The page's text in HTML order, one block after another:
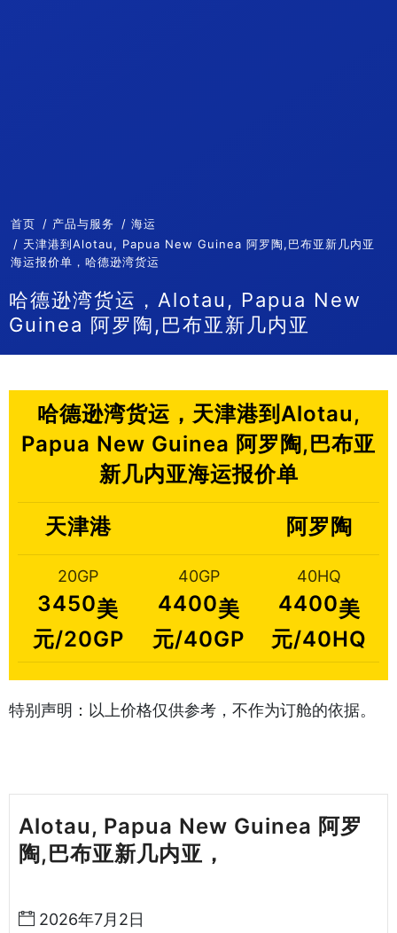
首页 产品与服务
海运
天津港到Alotau, Papua New Guinea 阿罗陶,巴布亚新几内亚
海运报价单，哈德逊湾货运
哈德逊湾货运，Alotau, Papua New
Guinea 阿罗陶,巴布亚新几内亚
哈德逊湾货运，天津港到Alotau,
Papua New Guinea 阿罗陶,巴布亚
新几内亚海运报价单
天津港 阿罗陶
20GP
3450美
元/20GP
40GP
4400美
元/40GP
40HQ
4400美
元/40HQ
特别声明：以上价格仅供参考，不作为订舱的依据。
Alotau, Papua New Guinea 阿罗
陶,巴布亚新几内亚，
2026年7月2日